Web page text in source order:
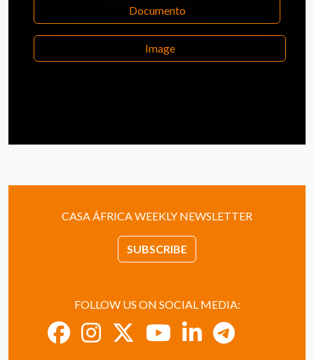
Documento
Image
CASA ÁFRICA WEEKLY NEWSLETTER
SUBSCRIBE
FOLLOW US ON SOCIAL MEDIA: